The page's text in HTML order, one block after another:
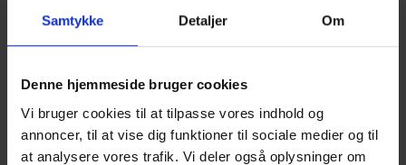
Samtykke Detaljer Om
Denne hjemmeside bruger cookies
Vi bruger cookies til at tilpasse vores indhold og
annoncer, til at vise dig funktioner til sociale medier og til
at analysere vores trafik. Vi deler også oplysninger om
Valg af dirigent.
Forelæggelse af regnskab til godkendelse
jf. § 11.